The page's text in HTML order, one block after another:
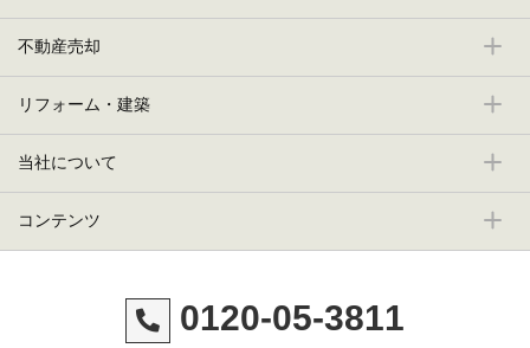
不動産売却
リフォーム・建築
当社について
コンテンツ
0120-05-3811